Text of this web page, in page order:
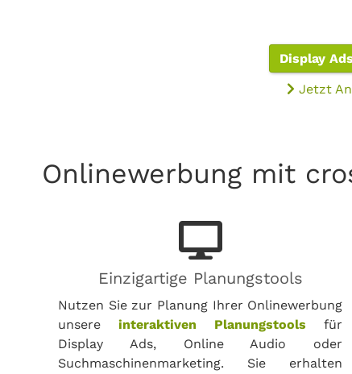
Display
Jetzt
Onlinewerbung mit
Einzigartige Planungstools
Nutzen Sie zur Planung Ihrer Onlinewerbung
unsereinteraktiven Planungstools für
Display Ads, Online Audio oder
Suchmaschinenmarketing. Sie erhalten